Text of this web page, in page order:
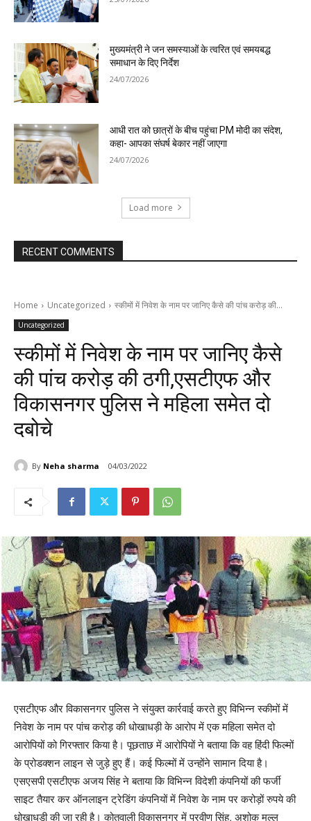
मुख्यमंत्री ने जन समस्याओं के त्वरित एवं समयबद्ध
समाधान के दिए निर्देश
24/07/2026
आधी रात को छात्रों के बीच पहुंचा PM मोदी का संदेश,
कहा- आपका संघर्ष बेकार नहीं जाएगा
24/07/2026
Load more
RECENT COMMENTS